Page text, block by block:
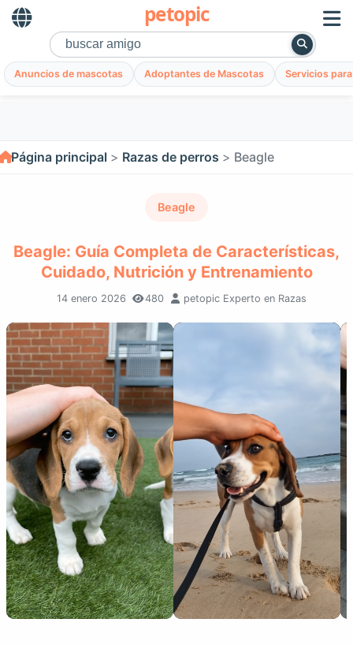
petopic
Anuncios de mascotas Adoptantes de Mascotas Servicios
Página principal Razas de perros Beagle
Beagle
Beagle: Guía Completa de Características,
Cuidado, Nutrición y Entrenamiento
14 enero 2026 480 petopic Experto en Razas